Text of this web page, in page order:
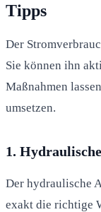
Tipps
Der
Sie können ihn
Maßnahmen
umsetzen.
1.
Der hydraulische
exakt die richtige